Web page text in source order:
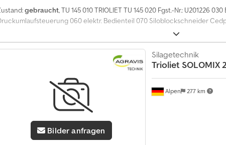
e
t
z
t
i
n
f
m
gebraucht, TU 145 010 TRIOLIET TU 145 020 Fgst.-Nr.: U201226
060 elektr. Bedienteil 070 Siloblockschneider
Bilder anfragen
Alpen 277 km
Silagetechnik
Trioliet SOLOMIX